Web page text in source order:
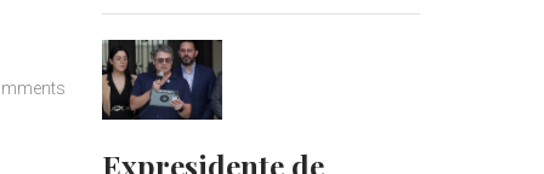
Expresidente de